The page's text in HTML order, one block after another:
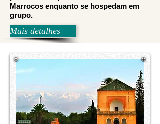
Marrocos enquanto se hospedam em
grupo.
Mais detalhes